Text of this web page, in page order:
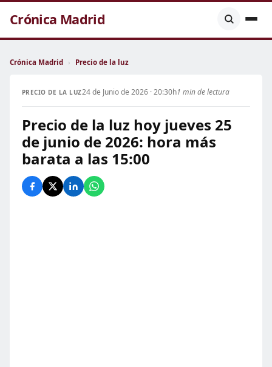
Crónica Madrid
Crónica Madrid › Precio de la luz
PRECIO DE LA LUZ24 de Junio de 2026 · 20:30h1 min de lectura
Precio de la luz hoy jueves 25
de junio de 2026: hora más
barata a las 15:00